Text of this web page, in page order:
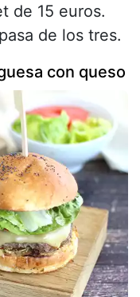
de 15 euros.
de los tres.
con queso